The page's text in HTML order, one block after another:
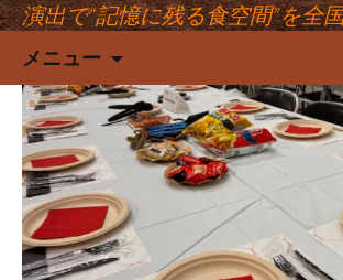
演出で“記憶に残る食空間”を全
メニュー
テ
ン
ツ
ス
キ
ッ